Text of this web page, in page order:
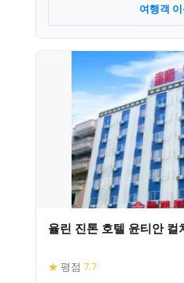
여행객
율린 진톤 호텔 윤티안 컬
★ 평점 7.7